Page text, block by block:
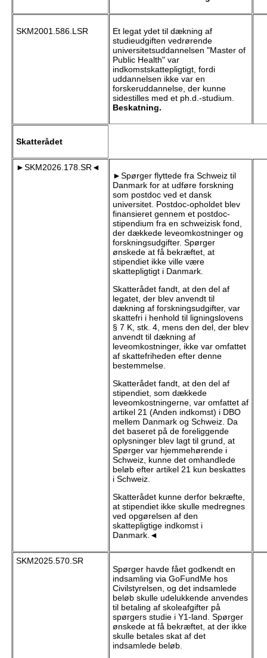
SKM2001.586.LSR
Et legat ydet til dækning af
studieudgiften vedrørende
universitetsuddannelsen "Master of
Public Health" var
indkomstskattepligtigt, fordi
uddannelsen ikke var en
forskeruddannelse, der kunne
sidestilles med et ph.d.-studium.
Beskatning.
Skatterådet
►SKM2026.178.SR◄
►Spørger flyttede fra Schweiz til
Danmark for at udføre forskning
som postdoc ved et dansk
universitet. Postdoc-opholdet blev
finansieret gennem et postdoc-
stipendium fra en schweizisk fond,
der dækkede leveomkostninger og
forskningsudgifter. Spørger
ønskede at få bekræftet, at
stipendiet ikke ville være
skattepligtigt i Danmark.
Skatterådet fandt, at den del af
legatet, der blev anvendt til
dækning af forskningsudgifter, var
skattefri i henhold til ligningslovens
§ 7 K, stk. 4, mens den del, der blev
anvendt til dækning af
leveomkostninger, ikke var omfattet
af skattefriheden efter denne
bestemmelse.
Skatterådet fandt, at den del af
stipendiet, som dækkede
leveomkostningerne, var omfattet af
artikel 21 (Anden indkomst) i DBO
mellem Danmark og Schweiz. Da
det baseret på de foreliggende
oplysninger blev lagt til grund, at
Spørger var hjemmehørende i
Schweiz, kunne det omhandlede
beløb efter artikel 21 kun beskattes
i Schweiz.
Skatterådet kunne derfor bekræfte,
at stipendiet ikke skulle medregnes
ved opgørelsen af den
skattepligtige indkomst i
Danmark.◄
SKM2025.570.SR
Spørger havde fået godkendt en
indsamling via GoFundMe hos
Civilstyrelsen, og det indsamlede
beløb skulle udelukkende anvendes
til betaling af skoleafgifter på
spørgers studie i Y1-land. Spørger
ønskede at få bekræftet, at der ikke
skulle betales skat af det
indsamlede beløb.